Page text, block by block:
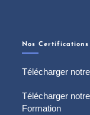
Nos Certifications
Télécharger
Télécharger
Formation